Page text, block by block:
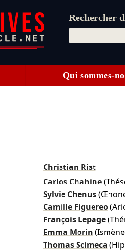
Rechercher
Qui sommes-
Christian Rist
Carlos Chahine
Sylvie Chenus
Camille Figuereo
François Lepage
Emma Morin
Thomas Scimeca